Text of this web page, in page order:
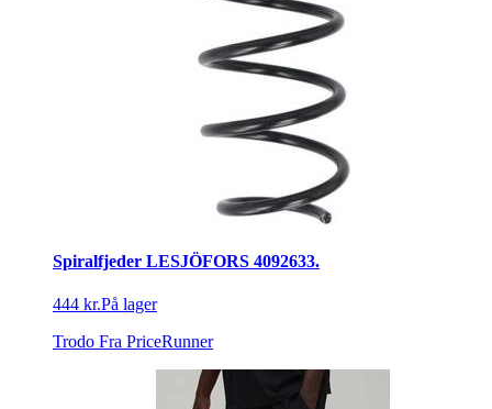
Spiralfjeder LESJÖFORS 4092633.
444 kr.På lager
Trodo Fra PriceRunner